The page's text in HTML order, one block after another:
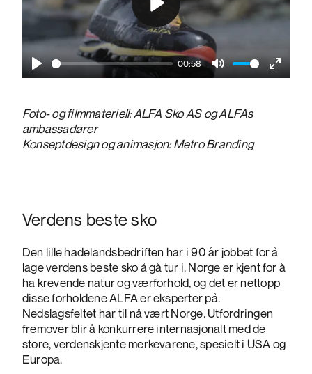
Play
00:58
Mute
Enter
Play
Foto- og filmmateriell: ALFA Sko AS og ALFAs
ambassadører
Konseptdesign og animasjon: Metro Branding
Verdens beste sko
Den lille hadelandsbedriften har i 90 år jobbet for å
lage verdens beste sko å gå tur i. Norge er kjent for å
ha krevende natur og værforhold, og det er nettopp
disse forholdene ALFA er eksperter på.
Nedslagsfeltet har til nå vært Norge. Utfordringen
fremover blir å konkurrere internasjonalt med de
store, verdenskjente merkevarene, spesielt i USA og
Europa.